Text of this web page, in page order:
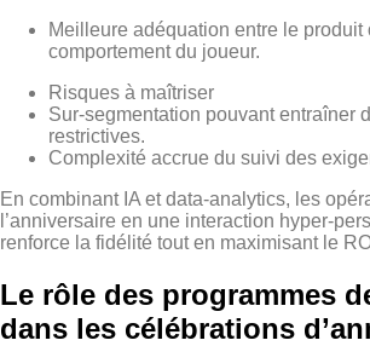
Meilleure adéquation entre le produit
comportement du joueur.
Risques à maîtriser
Sur‑segmentation pouvant entraîner
restrictives.
Complexité accrue du suivi des
En combinant IA et data‑analytics, les
l’anniversaire en une interaction
renforce la fidélité tout en maximisant le
Le rôle des programmes
dans les célébrations